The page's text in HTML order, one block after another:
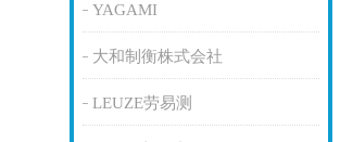
YAGAMI
大和制衡株式会社
LEUZE劳易测